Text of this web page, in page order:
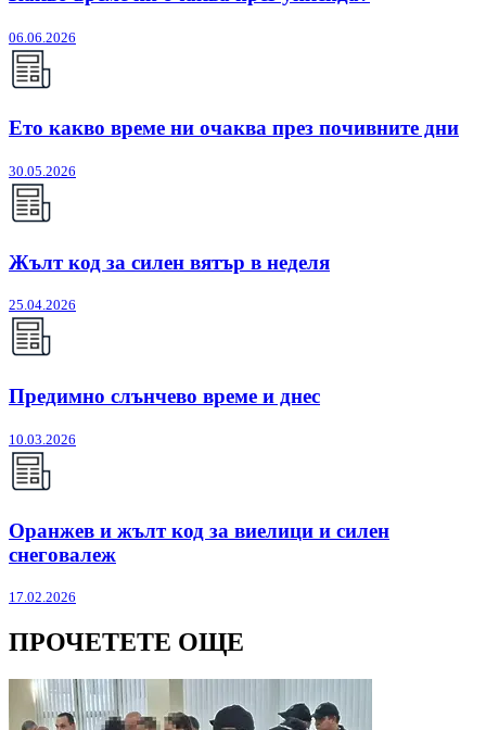
06.06.2026
Ето какво време ни очаква през почивните дни
30.05.2026
Жълт код за силен вятър в неделя
25.04.2026
Предимно слънчево време и днес
10.03.2026
Оранжев и жълт код за виелици и силен
снеговалеж
17.02.2026
ПРОЧЕТЕТЕ ОЩЕ